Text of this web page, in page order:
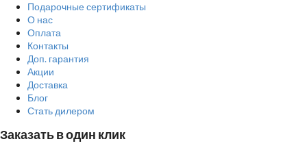
Подарочные сертификаты
О нас
Оплата
Контакты
Доп. гарантия
Акции
Доставка
Блог
Стать дилером
Заказать в один клик